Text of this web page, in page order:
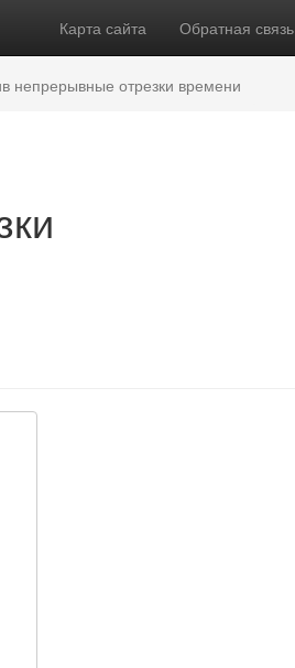
Карта сайта Обратная связь
непрерывные отрезки времени